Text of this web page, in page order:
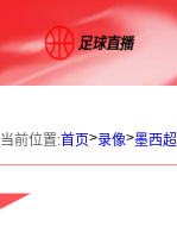
当前位置:首页>录像>墨西超